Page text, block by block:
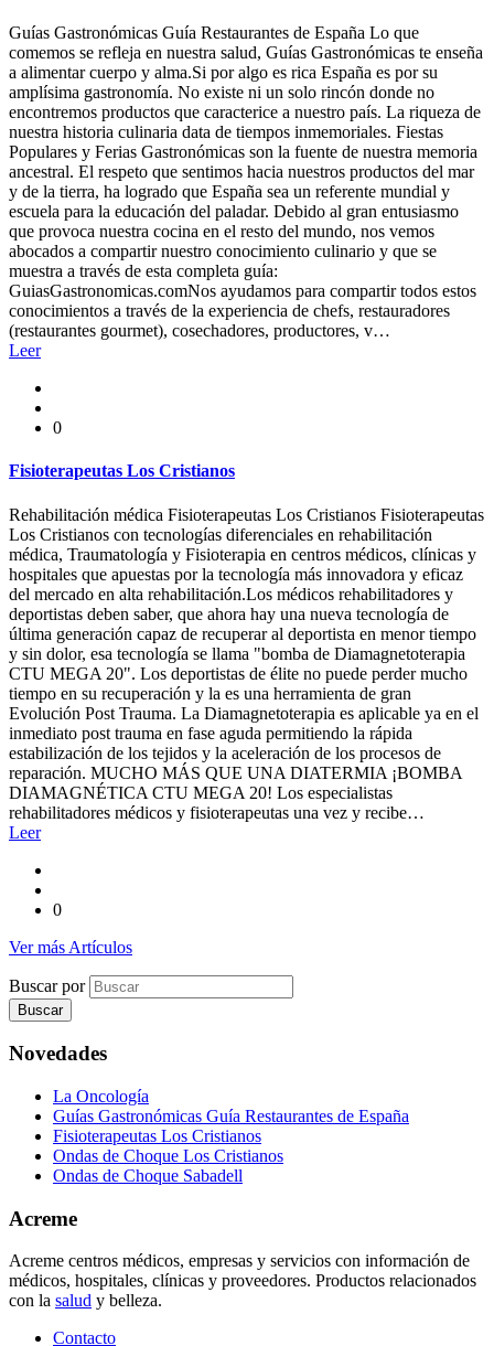
Guías Gastronómicas Guía Restaurantes de España Lo que
comemos se refleja en nuestra salud, Guías Gastronómicas te enseña
a alimentar cuerpo y alma.Si por algo es rica España es por su
amplísima gastronomía. No existe ni un solo rincón donde no
encontremos productos que caracterice a nuestro país. La riqueza de
nuestra historia culinaria data de tiempos inmemoriales. Fiestas
Populares y Ferias Gastronómicas son la fuente de nuestra memoria
ancestral. El respeto que sentimos hacia nuestros productos del mar
y de la tierra, ha logrado que España sea un referente mundial y
escuela para la educación del paladar. Debido al gran entusiasmo
que provoca nuestra cocina en el resto del mundo, nos vemos
abocados a compartir nuestro conocimiento culinario y que se
muestra a través de esta completa guía:
GuiasGastronomicas.comNos ayudamos para compartir todos estos
conocimientos a través de la experiencia de chefs, restauradores
(restaurantes gourmet), cosechadores, productores, v…
Leer
0
Fisioterapeutas Los Cristianos
Rehabilitación médica Fisioterapeutas Los Cristianos Fisioterapeutas
Los Cristianos con tecnologías diferenciales en rehabilitación
médica, Traumatología y Fisioterapia en centros médicos, clínicas y
hospitales que apuestas por la tecnología más innovadora y eficaz
del mercado en alta rehabilitación.Los médicos rehabilitadores y
deportistas deben saber, que ahora hay una nueva tecnología de
última generación capaz de recuperar al deportista en menor tiempo
y sin dolor, esa tecnología se llama "bomba de Diamagnetoterapia
CTU MEGA 20". Los deportistas de élite no puede perder mucho
tiempo en su recuperación y la es una herramienta de gran
Evolución Post Trauma. La Diamagnetoterapia es aplicable ya en el
inmediato post trauma en fase aguda permitiendo la rápida
estabilización de los tejidos y la aceleración de los procesos de
reparación. MUCHO MÁS QUE UNA DIATERMIA ¡BOMBA
DIAMAGNÉTICA CTU MEGA 20! Los especialistas
rehabilitadores médicos y fisioterapeutas una vez y recibe…
Leer
0
Ver más Artículos
Buscar por
Novedades
La Oncología
Guías Gastronómicas Guía Restaurantes de España
Fisioterapeutas Los Cristianos
Ondas de Choque Los Cristianos
Ondas de Choque Sabadell
Acreme
Acreme centros médicos, empresas y servicios con información de
médicos, hospitales, clínicas y proveedores. Productos relacionados
con la salud y belleza.
Contacto